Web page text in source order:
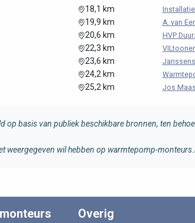
18,1 km
19,9 km A. van
20,6 km HVP
22,3 km
23,6 km
24,2 km
25,2 km Jos
basis van publiek beschikbare bronnen, ten
wil hebben op warmtepomp-
Overig